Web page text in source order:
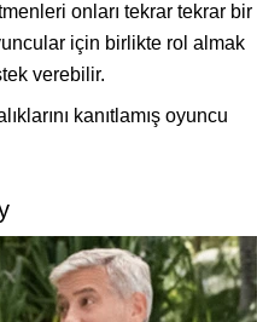
onları tekrar tekrar bir
için birlikte rol almak
verebilir.
kanıtlamış oyuncu